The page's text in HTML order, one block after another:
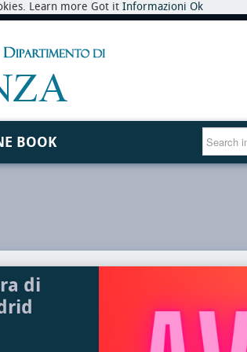
Learn more Got it Informazioni Ok
BOOK
di